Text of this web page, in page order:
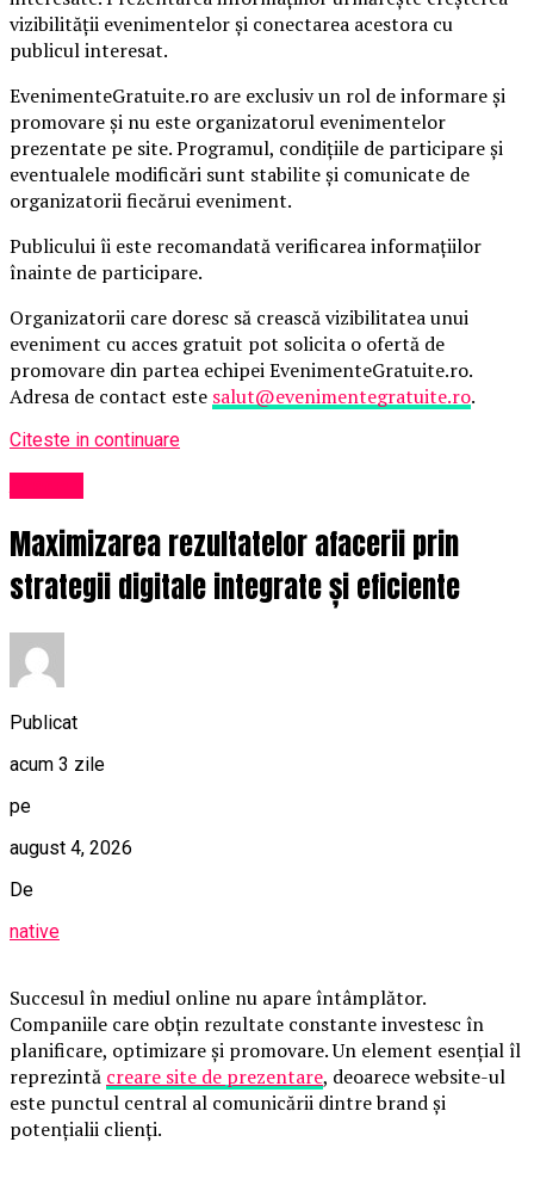
vizibilității evenimentelor și conectarea acestora cu
publicul interesat.
EvenimenteGratuite.ro are exclusiv un rol de informare și
promovare și nu este organizatorul evenimentelor
prezentate pe site. Programul, condițiile de participare și
eventualele modificări sunt stabilite și comunicate de
organizatorii fiecărui eveniment.
Publicului îi este recomandată verificarea informațiilor
înainte de participare.
Organizatorii care doresc să crească vizibilitatea unui
eveniment cu acces gratuit pot solicita o ofertă de
promovare din partea echipei EvenimenteGratuite.ro.
Adresa de contact este salut@evenimentegratuite.ro.
Citeste in continuare
Maximizarea rezultatelor afacerii prin
strategii digitale integrate și eficiente
Publicat
acum 3 zile
pe
august 4, 2026
De
native
Succesul în mediul online nu apare întâmplător.
Companiile care obțin rezultate constante investesc în
planificare, optimizare și promovare. Un element esențial îl
reprezintă creare site de prezentare, deoarece website-ul
este punctul central al comunicării dintre brand și
potențialii clienți.